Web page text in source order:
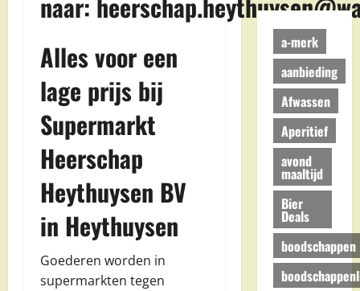
Alles voor een
lage prijs bij
Supermarkt
Heerschap
Heythuysen BV
in Heythuysen
Goederen worden in
supermarkten tegen
a-merk
aanbieding
Afwassen
Aperitief
avond
maaltijd
Bier
Deals
boodschappen